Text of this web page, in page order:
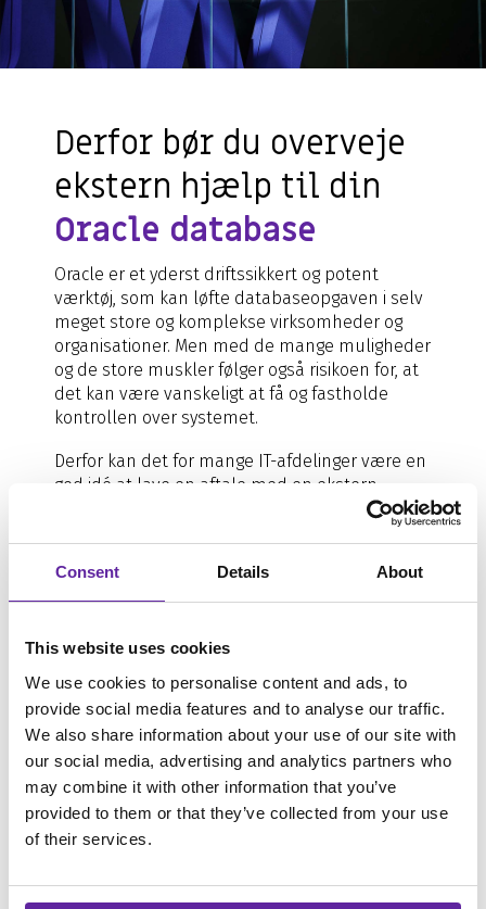
Consent Details About
This website uses cookies
We use cookies to personalise content and ads, to
provide social media features and to analyse our traffic.
We also share information about your use of our site with
our social media, advertising and analytics partners who
may combine it with other information that you’ve
provided to them or that they’ve collected from your use
of their services.
Derfor bør du overveje
ekstern hjælp til din
Oracle database
Oracle er et yderst driftssikkert og potent
værktøj, som kan løfte databaseopgaven i selv
meget store og komplekse virksomheder og
organisationer. Men med de mange muligheder
og de store muskler følger også risikoen for, at
det kan være vanskeligt at få og fastholde
kontrollen over systemet.
Derfor kan det for mange IT-afdelinger være en
god idé at lave en aftale med en ekstern
samarbejdspartner, som kan tage sig af
administration og vedligehold af databasen. For
vedligeholdes for at sikre en stabil og optimal
drift.
Læs mere om Oracle database
Rapportering og
anbefalinger